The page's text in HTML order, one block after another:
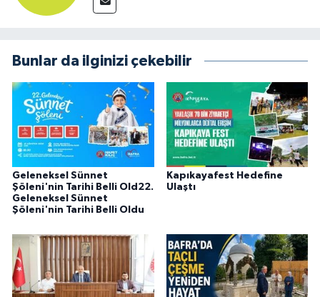
Bunlar da ilginizi çekebilir
Geleneksel Sünnet
Şöleni'nin Tarihi Belli Old22.
Geleneksel Sünnet
Şöleni'nin Tarihi Belli Oldu
Kapıkayafest Hedefine
Ulaştı